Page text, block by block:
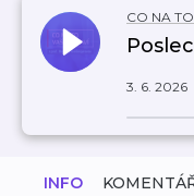
CO NA
3. 6. 2026
INFO